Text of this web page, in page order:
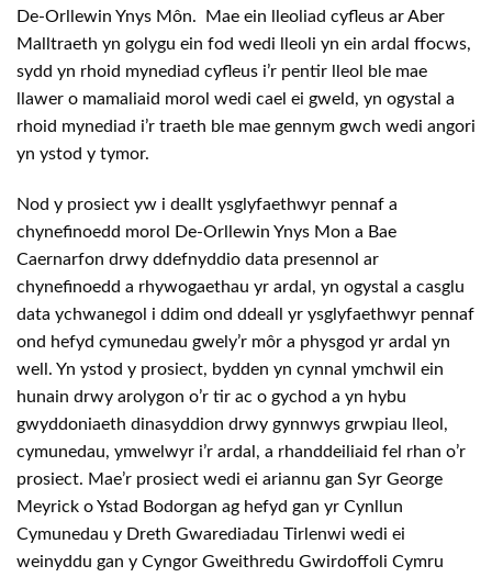
De-Orllewin Ynys Môn. Mae ein lleoliad cyfleus ar Aber
Malltraeth yn golygu ein fod wedi lleoli yn ein ardal ffocws,
sydd yn rhoid mynediad cyfleus i’r pentir lleol ble mae
llawer o mamaliaid morol wedi cael ei gweld, yn ogystal a
rhoid mynediad i’r traeth ble mae gennym gwch wedi angori
yn ystod y tymor.
Nod y prosiect yw i deallt ysglyfaethwyr pennaf a
chynefinoedd morol De-Orllewin Ynys Mon a Bae
Caernarfon drwy ddefnyddio data presennol ar
chynefinoedd a rhywogaethau yr ardal, yn ogystal a casglu
data ychwanegol i ddim ond ddeall yr ysglyfaethwyr pennaf
ond hefyd cymunedau gwely’r môr a physgod yr ardal yn
well. Yn ystod y prosiect, bydden yn cynnal ymchwil ein
hunain drwy arolygon o’r tir ac o gychod a yn hybu
gwyddoniaeth dinasyddion drwy gynnwys grwpiau lleol,
cymunedau, ymwelwyr i’r ardal, a rhanddeiliaid fel rhan o’r
prosiect. Mae’r prosiect wedi ei ariannu gan Syr George
Meyrick o Ystad Bodorgan ag hefyd gan yr Cynllun
Cymunedau y Dreth Gwarediadau Tirlenwi wedi ei
weinyddu gan y Cyngor Gweithredu Gwirdoffoli Cymru